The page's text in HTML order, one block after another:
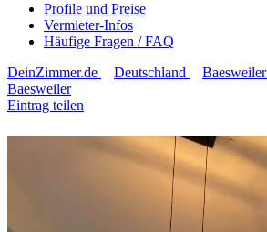
Profile und Preise
Vermieter-Infos
Häufige Fragen / FAQ
DeinZimmer.de
Deutschland Baesweiler
Baesweiler
Eintrag teilen